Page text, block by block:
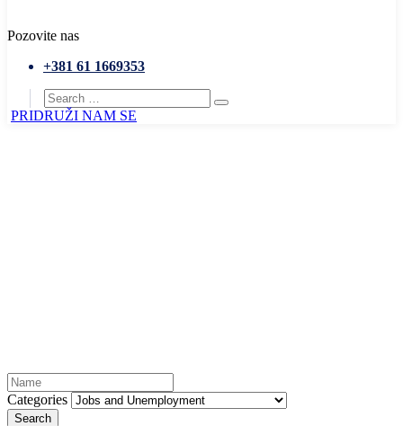
Pozovite nas
+381 61 1669353
PRIDRUŽI NAM SE
Categories
Search